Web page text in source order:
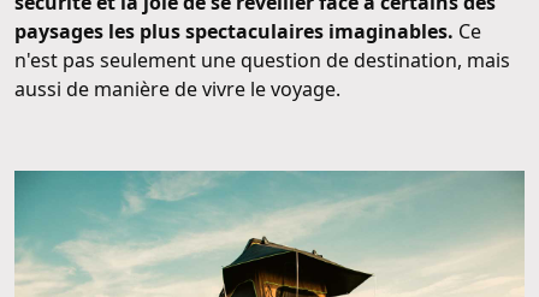
paysages les plus spectaculaires imaginables. Ce
n'est pas seulement une question de destination, mais
aussi de manière de vivre le voyage.